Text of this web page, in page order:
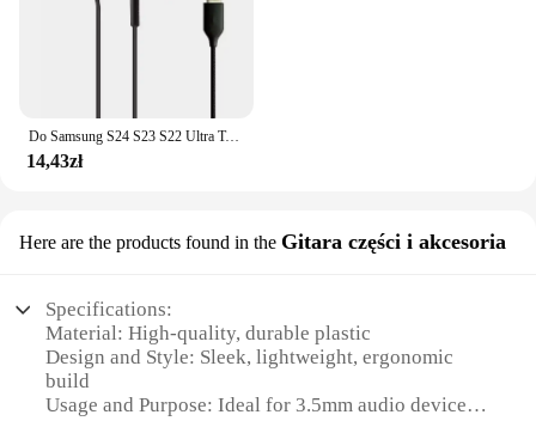
Do Samsung S24 S23 S22 Ultra Type C Słuchawki douszne Przewodowe z mikrofonem Stereofoniczne słuchawki Hi-Fi z redukcją szumów do A55 A54
14,43zł
Here are the products found in the Gitara części i akcesoria
Specifications:
Material: High-quality, durable plastic
Design and Style: Sleek, lightweight, ergonomic
build
Usage and Purpose: Ideal for 3.5mm audio devices,